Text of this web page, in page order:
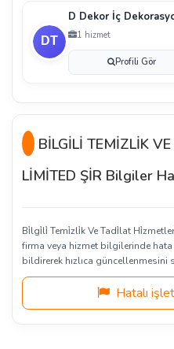
D Dekor İç
1 hizmet
Profili Gör
BİLGİLİ TEMİZLİK
LİMİTED ŞİR Bilgiler
Bi̇lgi̇li̇ Temi̇zli̇k Ve Tadi̇lat
firma veya hizmet bilgilerinde
bildirerek hızlıca
Hatalı